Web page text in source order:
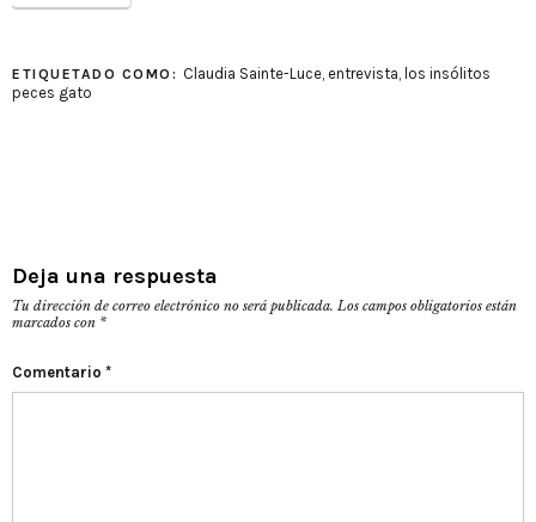
ETIQUETADO COMO: Claudia Sainte-Luce, entrevista, los insólitos
peces gato
Deja una respuesta
Tu dirección de correo electrónico no será publicada. Los campos obligatorios están
marcados con *
Comentario *